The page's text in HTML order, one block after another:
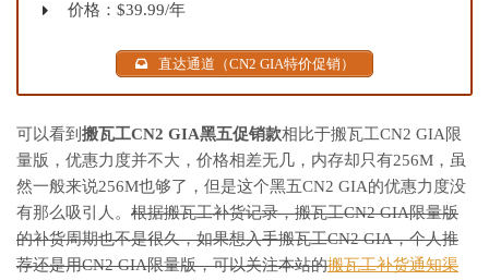
价格：$39.99/年
直达通道（CN2 GIA特价促销）
可以看到 搬瓦工CN2 GIA黑五促销款相比于搬瓦工CN2 GIA限
量版，优惠力度并不大，价格相差无几，内存却只有256M，虽
然一般来说256M也够了，但是这个黑五CN2 GIA的优惠力度没
有那么吸引人。 根据搬瓦工补货记录，搬瓦工CN2 GIA限量版
的补货周期也不是很久，如果想入手搬瓦工CN2 GIA，个人推
荐还是用CN2 GIA限量版，可以关注本站的搬瓦工补货通知渠